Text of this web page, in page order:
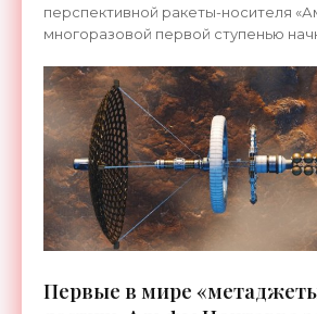
перспективной ракеты-носителя
многоразовой первой ступенью
«Роскосмоса», представленном
Первые в мире